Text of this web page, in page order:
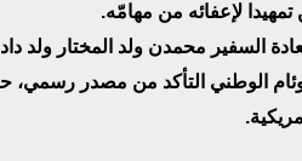
تمهيدا لإعفائه من مهامّه.
السفير محمدن ولد المختار ولد
الوطني التأكد من مصدر رسمي،